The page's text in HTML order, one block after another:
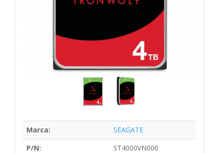
Marca:
SEAGATE
P/N:
ST4000VN006